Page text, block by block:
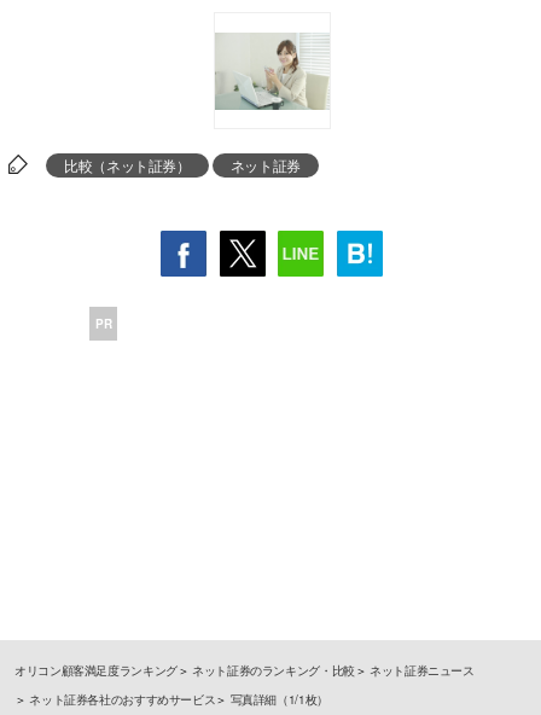
比較（ネット証券） ネット証券
PR
オリコン顧客満足度ランキング ネット証券のランキング・比較
ネット証券ニュース
ネット証券各社のおすすめサービス
写真詳細（1/1枚）